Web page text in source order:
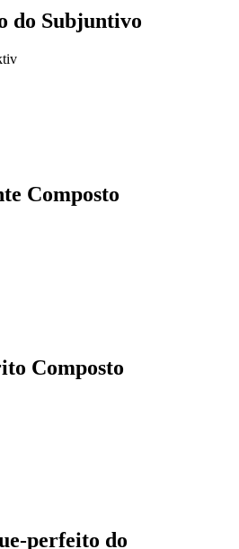
do Subjuntivo
Composto
Composto
perfeito do